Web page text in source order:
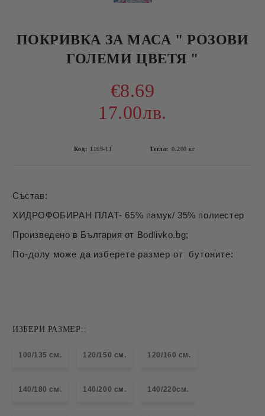
ПОКРИВКА ЗА МАСА " РОЗОВИ
ГОЛЕМИ ЦВЕТЯ "
€8.69
17.00лв.
Код: 1169-11 Тегло: 0.200 кг
Състав:
ХИДРОФОБИРАН ПЛАТ- 65% памук/ 35% полиестер
Произведено в България от Bodlivko.bg;
По-долу може да изберете размер от бутоните:
ИЗБЕРИ РАЗМЕР::
100/135 см. 120/150 см. 120/160 см.
140/180 см. 140/200 см. 140/220см.